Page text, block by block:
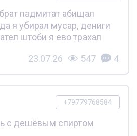
падмитат абищал
я убирал мусар, дениги
штоби я ево трахал
23.07.26 547 4
+79779768584
с дешёвым спиртом